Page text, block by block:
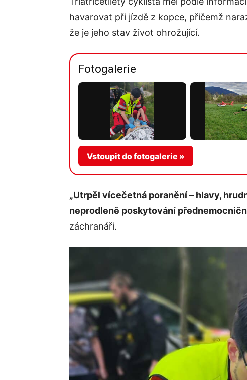
havarovat při jízdě z kopce, přičemž
že je jeho stav život ohrožující.
Fotogalerie
Vstoupit do fotogalerie »
„Utrpěl vícečetná poranění – hlavy,
neprodleně poskytování
záchranáři.